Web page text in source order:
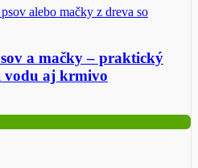
a mačky – praktický
vodu aj krmivo